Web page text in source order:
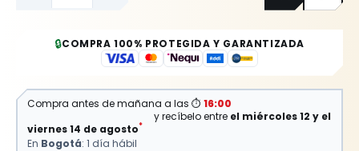
🔒COMPRA 100% PROTEGIDA Y GARANTIZADA
Compra antes de mañana a las ⏱ 16:00
y recíbelo entre el miércoles 12 y el
viernes 14 de agosto*
En Bogotá: 1 día hábil